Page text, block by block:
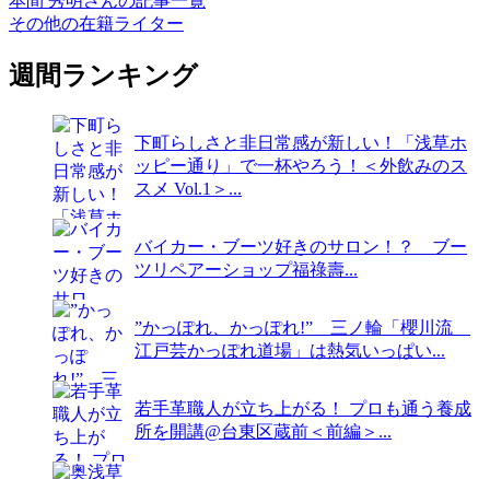
その他の在籍ライター
週間ランキング
下町らしさと非日常感が新しい！「浅草ホ
ッピー通り」で一杯やろう！＜外飲みのス
スメ Vol.1＞...
バイカー・ブーツ好きのサロン！？ ブー
ツリペアーショップ福祿壽...
”かっぽれ、かっぽれ!” 三ノ輪「櫻川流
江戸芸かっぽれ道場」は熱気いっぱい...
若手革職人が立ち上がる！ プロも通う養成
所を開講@台東区蔵前＜前編＞...